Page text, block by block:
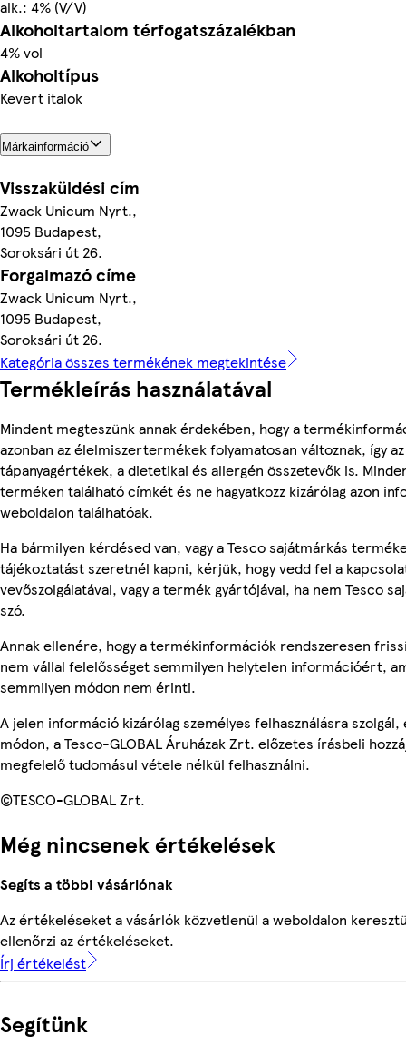
alk.: 4% (V/V)
Alkoholtartalom térfogatszázalékban
4% vol
Alkoholtípus
Kevert italok
Márkainformáció
Visszaküldési cím
Zwack Unicum Nyrt.,
1095 Budapest,
Soroksári út 26.
Forgalmazó címe
Zwack Unicum Nyrt.,
1095 Budapest,
Soroksári út 26.
Kategória összes termékének megtekintése
Termékleírás használatával
Mindent megteszünk annak érdekében, hogy a
azonban az élelmiszertermékek folyamatosan változnak, így
tápanyagértékek, a dietetikai és allergén összetevők is.
terméken található címkét és ne hagyatkozz kizárólag azon
weboldalon találhatóak.
Ha bármilyen kérdésed van, vagy a Tesco sajátmárkás
tájékoztatást szeretnél kapni, kérjük, hogy vedd fel a
vevőszolgálatával, vagy a termék gyártójával, ha nem Tesco
szó.
Annak ellenére, hogy a termékinformációk rendszeresen
nem vállal felelősséget semmilyen helytelen információért,
semmilyen módon nem érinti.
A jelen információ kizárólag személyes felhasználásra
módon, a Tesco-GLOBAL Áruházak Zrt. előzetes írásbeli
megfelelő tudomásul vétele nélkül felhasználni.
©TESCO-GLOBAL Zrt.
Még nincsenek értékelések
Segíts a többi vásárlónak
Az értékeléseket a vásárlók közvetlenül a weboldalon
ellenőrzi az értékeléseket.
Írj értékelést
Segítünk